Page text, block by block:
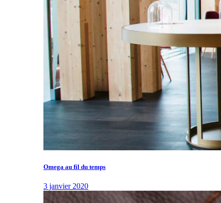
Omega au fil du temps
3 janvier 2020